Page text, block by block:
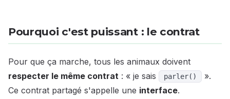
Pourquoi c'est puissant : le contrat
Pour que ça marche, tous les animaux doivent
respecter le même contrat : « je sais parler()
».
Ce contrat partagé s'appelle une interface.